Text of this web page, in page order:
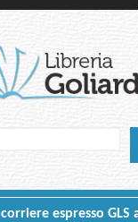
espresso GLS